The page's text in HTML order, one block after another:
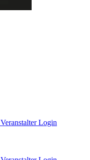
Veranstalter Login